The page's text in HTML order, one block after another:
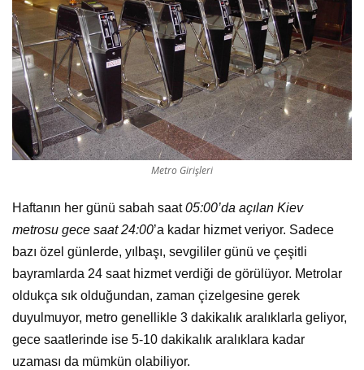
Metro Girişleri
Haftanın her günü sabah saat05:00’da açılan Kiev
metrosu gece saat 24:00’a kadar hizmet veriyor. Sadece
bazı özel günlerde, yılbaşı, sevgililer günü ve çeşitli
bayramlarda 24 saat hizmet verdiği de görülüyor. Metrolar
oldukça sık olduğundan, zaman çizelgesine gerek
duyulmuyor, metro genellikle 3 dakikalık aralıklarla geliyor,
gece saatlerinde ise 5-10 dakikalık aralıklara kadar
uzaması da mümkün olabiliyor.